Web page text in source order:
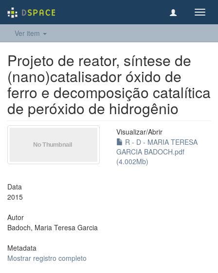
Ver item
Projeto de reator, síntese de
(nano)catalisador óxido de
ferro e decomposição catalítica
de peróxido de hidrogênio
Visualizar/Abrir
R - D - MARIA TERESA
GARCIA BADOCH.pdf
(4.002Mb)
Data
2015
Autor
Badoch, Maria Teresa Garcia
Metadata
Mostrar registro completo